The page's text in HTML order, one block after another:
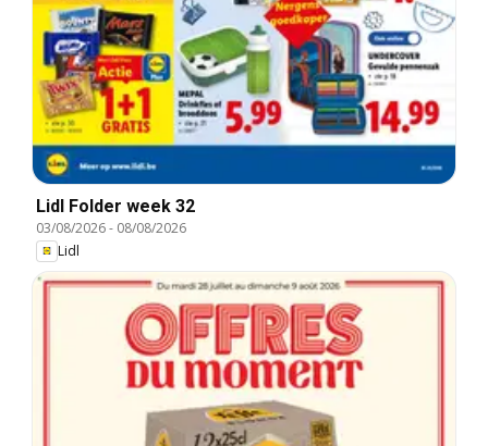
Lidl Folder week 32
03/08/2026- 08/08/2026
Lidl